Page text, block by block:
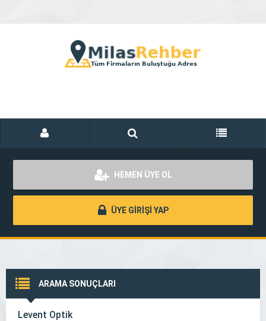
HEMEN ÜYE OL
ÜYE GİRİŞİ YAP
ARAMA SONUÇLARI
Levent Optik